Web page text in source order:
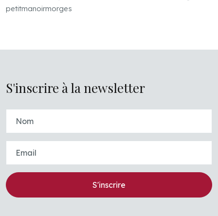
petitmanoirmorges
S'inscrire à la newsletter
S'inscrire